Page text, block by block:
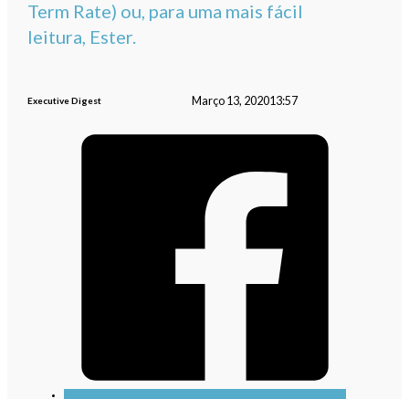
Term Rate) ou, para uma mais fácil
leitura, Ester.
Executive Digest Março 13, 202013:57